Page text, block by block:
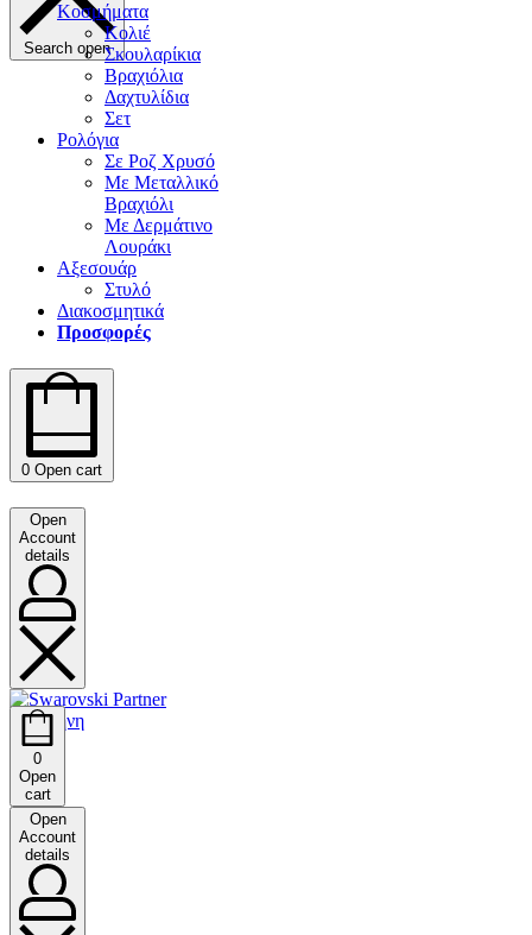
Search open
Κοσμήματα
Κολιέ
Σκουλαρίκια
Βραχιόλια
Δαχτυλίδια
Σετ
Ρολόγια
Σε Ροζ Χρυσό
Με Μεταλλικό
Βραχιόλι
Με Δερμάτινο
Λουράκι
Αξεσουάρ
Στυλό
Διακοσμητικά
Προσφορές
0 Open cart
Open
Account
details
0
Open
cart
Open
Account
details